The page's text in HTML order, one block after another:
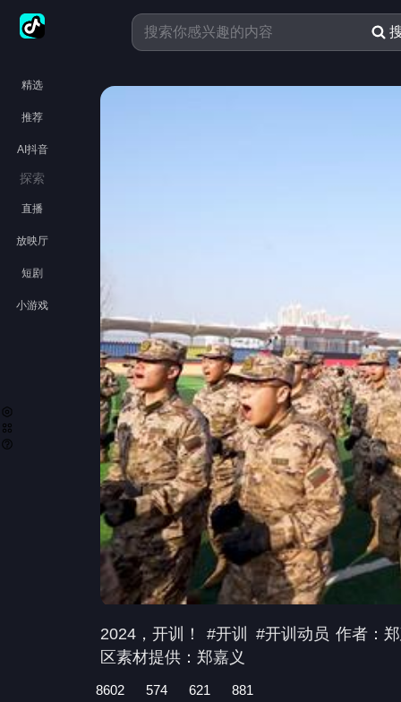
精选
推荐
AI抖音
探索
直播
放映厅
短剧
小游戏
2024，开训！ #开训 #开训动员 作者：
区素材提供：郑嘉义
8602 574 621 881